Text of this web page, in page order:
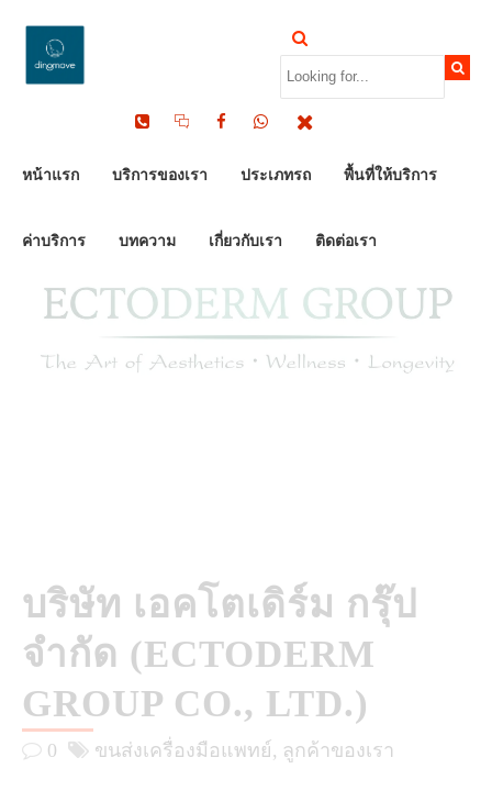
หน้าแรก บริการของเรา ประเภทรถ พื้นที่ให้บริการ
ค่าบริการ บทความ เกี่ยวกับเรา ติดต่อเรา
บริษัท เอคโตเดิร์ม กรุ๊ป
จำกัด (ECTODERM
GROUP CO., LTD.)
0 ขนส่งเครื่องมือแพทย์ ลูกค้าของเรา